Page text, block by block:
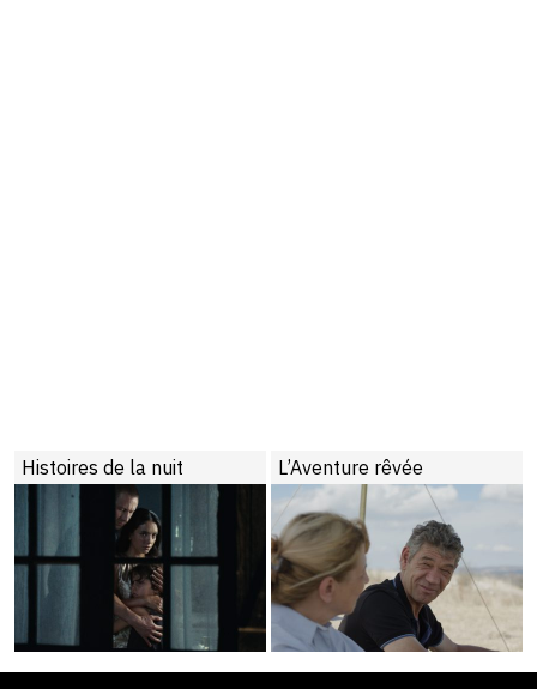
Histoires de la nuit L’Aventure rêvée